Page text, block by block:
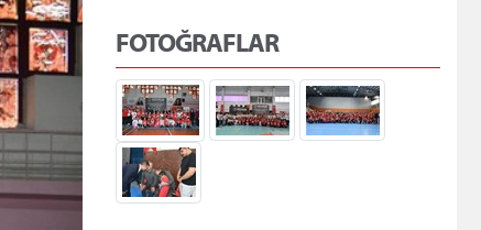
FOTOĞRAFLAR